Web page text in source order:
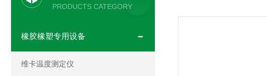
PRODUCTS CATEGORY
橡胶橡塑专用设备
维卡温度测定仪